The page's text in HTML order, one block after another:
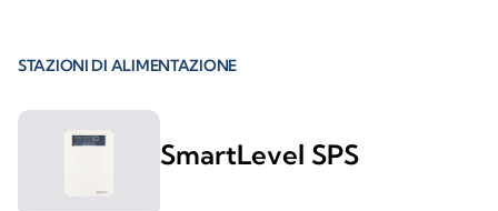
STAZIONI DI ALIMENTAZIONE
SmartLevel SPS